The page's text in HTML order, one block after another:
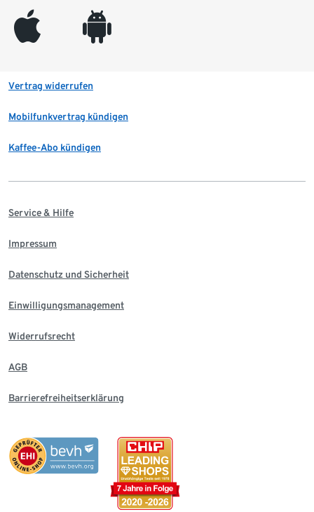
appleinc android
Vertrag widerrufen
Mobilfunkvertrag kündigen
Kaffee-Abo kündigen
Service & Hilfe
Impressum
Datenschutz und Sicherheit
Einwilligungsmanagement
Widerrufsrecht
AGB
Barrierefreiheitserklärung